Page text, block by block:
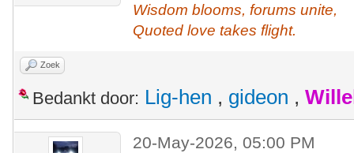
Wisdom blooms, forums unite,
Quoted love takes flight.
Zoek
Bedankt door: Lig-hen , gideon ,
20-May-2026, 05:00 PM